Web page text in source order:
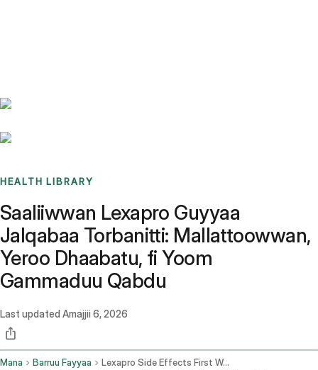
HEALTH LIBRARY
Saaliiwwan Lexapro Guyyaa
Jalqabaa Torbanitti: Mallattoowwan,
Yeroo Dhaabatu, fi Yoom
Gammaduu Qabdu
Last updated Amajjii 6, 2026
Mana Barruu Fayyaa Lexapro Side Effects First Week